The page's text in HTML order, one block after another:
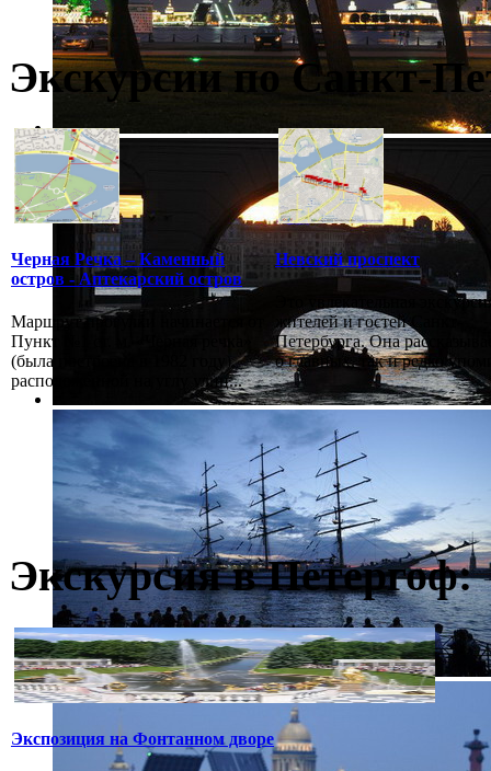
Экскурсии по Санкт-
Черная Речка – Каменный
остров - Аптекарский остров
Маршрут прогулки начинается от
Пункт №1 ст. м. «Черная речка»
(была построена в 1982 году),
расположенной на углу улиц...
Невский проспект
Это увлекательная
жителей и гостей Санкт-
Петербурга. Она
о главных, так и редко
Экскурсия в Петергоф:
Экспозиция на Фонтанном дворе